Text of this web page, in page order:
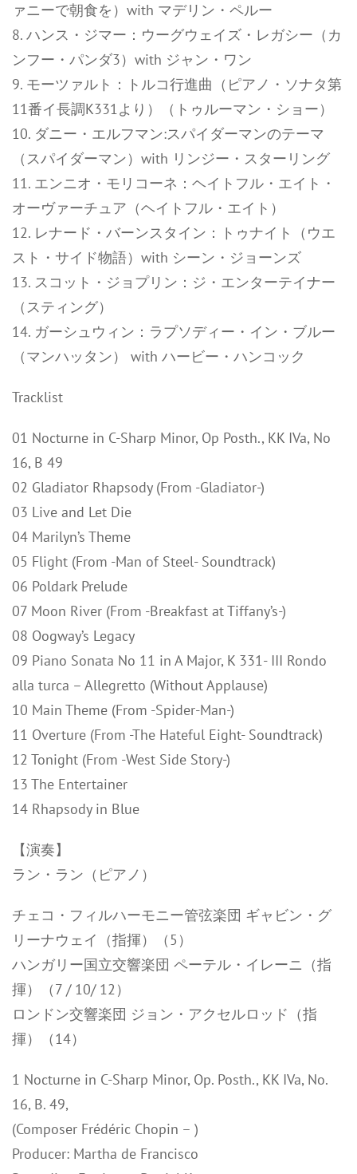
ァニーで朝食を）with マデリン・ペルー
8. ハンス・ジマー：ウーグウェイズ・レガシー（カ
ンフー・パンダ3）with ジャン・ワン
9. モーツァルト：トルコ行進曲（ピアノ・ソナタ第
11番イ長調K331より）（トゥルーマン・ショー）
10. ダニー・エルフマン:スパイダーマンのテーマ
（スパイダーマン）with リンジー・スターリング
11. エンニオ・モリコーネ：ヘイトフル・エイト・
オーヴァーチュア（ヘイトフル・エイト）
12. レナード・バーンスタイン：トゥナイト（ウエ
スト・サイド物語）with シーン・ジョーンズ
13. スコット・ジョプリン：ジ・エンターテイナー
（スティング）
14. ガーシュウィン：ラプソディー・イン・ブルー
（マンハッタン） with ハービー・ハンコック
Tracklist
01 Nocturne in C-Sharp Minor, Op Posth., KK IVa, No
16, B 49
02 Gladiator Rhapsody (From -Gladiator-)
03 Live and Let Die
04 Marilyn’s Theme
05 Flight (From -Man of Steel- Soundtrack)
06 Poldark Prelude
07 Moon River (From -Breakfast at Tiffany’s-)
08 Oogway’s Legacy
09 Piano Sonata No 11 in A Major, K 331- III Rondo
alla turca – Allegretto (Without Applause)
10 Main Theme (From -Spider-Man-)
11 Overture (From -The Hateful Eight- Soundtrack)
12 Tonight (From -West Side Story-)
13 The Entertainer
14 Rhapsody in Blue
【演奏】
ラン・ラン（ピアノ）
チェコ・フィルハーモニー管弦楽団 ギャビン・グ
リーナウェイ（指揮）（5）
ハンガリー国立交響楽団 ペーテル・イレーニ（指
揮）（7 / 10/ 12）
ロンドン交響楽団 ジョン・アクセルロッド（指
揮）（14）
1 Nocturne in C-Sharp Minor, Op. Posth., KK IVa, No.
16, B. 49,
(Composer Frédéric Chopin – )
Producer: Martha de Francisco